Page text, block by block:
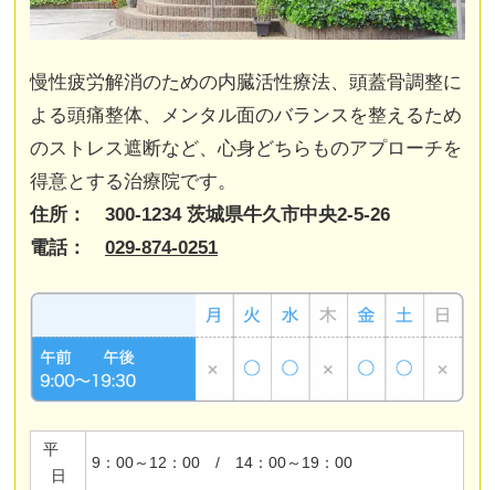
慢性疲労解消のための内臓活性療法、頭蓋骨調整に
よる頭痛整体、メンタル面のバランスを整えるため
のストレス遮断など、心身どちらものアプローチを
得意とする治療院です。
住所： 300-1234 茨城県牛久市中央2-5-26
電話：029-874-0251
平
日
9：00～12：00 / 14：00～19：00